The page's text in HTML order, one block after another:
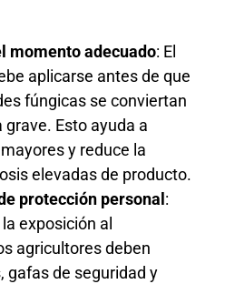
momento adecuado: El
aplicarse antes de que
fúngicas se conviertan
Esto ayuda a
y reduce la
elevadas de producto.
protección personal :
exposición al
agricultores deben
gafas de seguridad y